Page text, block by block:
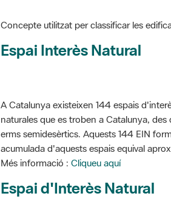
Concepte utilitzat per classificar les
Espai Interès Natural
A Catalunya existeixen 144 espais
naturales que es troben a Catalunya,
erms semidesèrtics. Aquests 144 EIN
acumulada d'aquests espais equival
Més informació : Cliqueu aquí
Espai d'Interès Natural